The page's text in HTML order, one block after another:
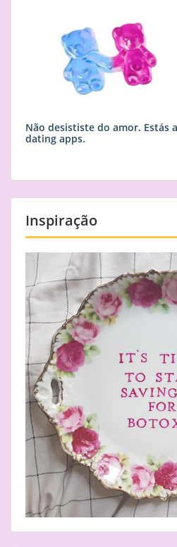
Não desististe do amor. Estás
dating apps.
Inspiração